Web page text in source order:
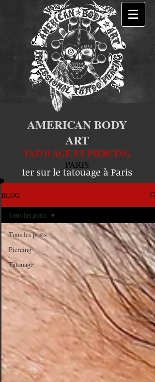
AMERICAN BODY
ART
TATOUAGE ET PIERCING
PARIS
1er sur le tatouage à Paris
BLOG
Tous les posts
Piercing
Tatouage
Tous les posts